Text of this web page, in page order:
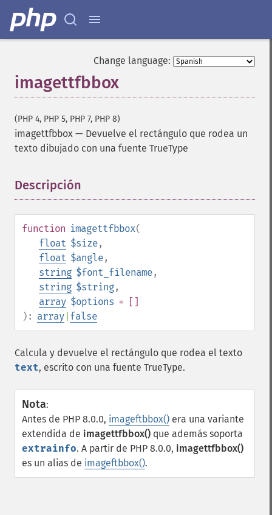
Change language:
imagettfbbox
(PHP 4, PHP 5, PHP 7, PHP 8)
imagettfbbox — Devuelve el rectángulo que rodea un
texto dibujado con una fuente TrueType
Descripción
function imagettfbbox(
float $size,
float $angle,
string $font_filename,
string $string,
array $options = []
): array false
Calcula y devuelve el rectángulo que rodea el texto
text, escrito con una fuente TrueType.
Nota:
Antes de PHP 8.0.0, imageftbbox() era una variante
extendida de imagettfbbox() que además soporta
extrainfo. A partir de PHP 8.0.0, imagettfbbox()
es un alias de imageftbbox().